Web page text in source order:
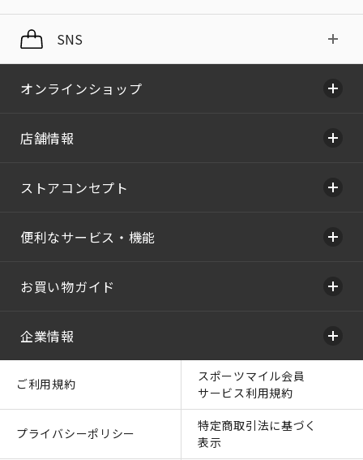
SNS
オンラインショップ
店舗情報
ストアコンセプト
便利なサービス・機能
お買い物ガイド
企業情報
ご利用規約
スポーツマイル会員
サービス利用規約
プライバシーポリシー
特定商取引法に基づく
表示